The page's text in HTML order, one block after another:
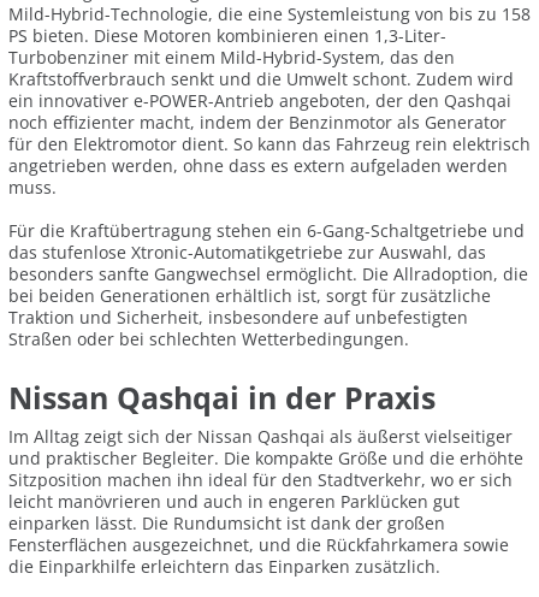
Mild-Hybrid-Technologie, die eine Systemleistung von bis zu 158
PS bieten. Diese Motoren kombinieren einen 1,3-Liter-
Turbobenziner mit einem Mild-Hybrid-System, das den
Kraftstoffverbrauch senkt und die Umwelt schont. Zudem wird
ein innovativer e-POWER-Antrieb angeboten, der den Qashqai
noch effizienter macht, indem der Benzinmotor als Generator
für den Elektromotor dient. So kann das Fahrzeug rein elektrisch
angetrieben werden, ohne dass es extern aufgeladen werden
muss.
Für die Kraftübertragung stehen ein 6-Gang-Schaltgetriebe und
das stufenlose Xtronic-Automatikgetriebe zur Auswahl, das
besonders sanfte Gangwechsel ermöglicht. Die Allradoption, die
bei beiden Generationen erhältlich ist, sorgt für zusätzliche
Traktion und Sicherheit, insbesondere auf unbefestigten
Straßen oder bei schlechten Wetterbedingungen.
Nissan Qashqai in der Praxis
Im Alltag zeigt sich der Nissan Qashqai als äußerst vielseitiger
und praktischer Begleiter. Die kompakte Größe und die erhöhte
Sitzposition machen ihn ideal für den Stadtverkehr, wo er sich
leicht manövrieren und auch in engeren Parklücken gut
einparken lässt. Die Rundumsicht ist dank der großen
Fensterflächen ausgezeichnet, und die Rückfahrkamera sowie
die Einparkhilfe erleichtern das Einparken zusätzlich.